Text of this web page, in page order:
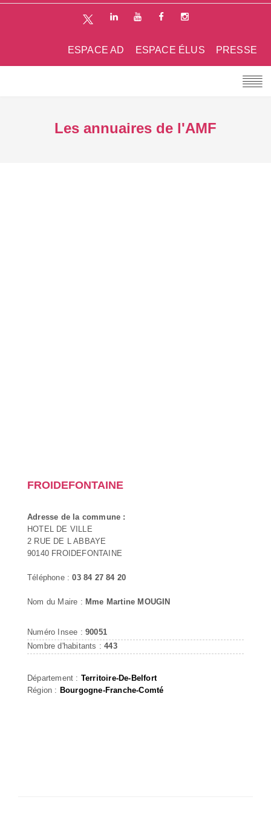
PRESSE
ESPACE ÉLUS
ESPACE AD
Les annuaires de l'AMF
FROIDEFONTAINE
Adresse de la commune :
HOTEL DE VILLE
2 RUE DE L ABBAYE
90140 FROIDEFONTAINE
Téléphone :03 84 27 84 20
Nom du Maire : Mme Martine MOUGIN
Numéro Insee : 90051
Nombre d'habitants :443
Département : Territoire-De-Belfort
Région : Bourgogne-Franche-Comté